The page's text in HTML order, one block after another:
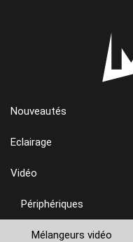
Nouveautés
Eclairage
Vidéo
Périphériques
Mélangeurs vidéo